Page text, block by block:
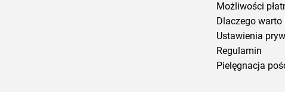
Możliwości
Dlaczego
Ustawienia
Regulamin
Pielęgnacja